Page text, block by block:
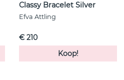
Classy Bracelet Silver
Efva Attling
€ 210
Koop!